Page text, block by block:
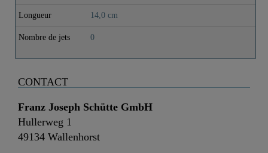
Longueur 14,0 cm
Nombre de jets 0
CONTACT
Franz Joseph Schütte GmbH
Hullerweg 1
49134 Wallenhorst